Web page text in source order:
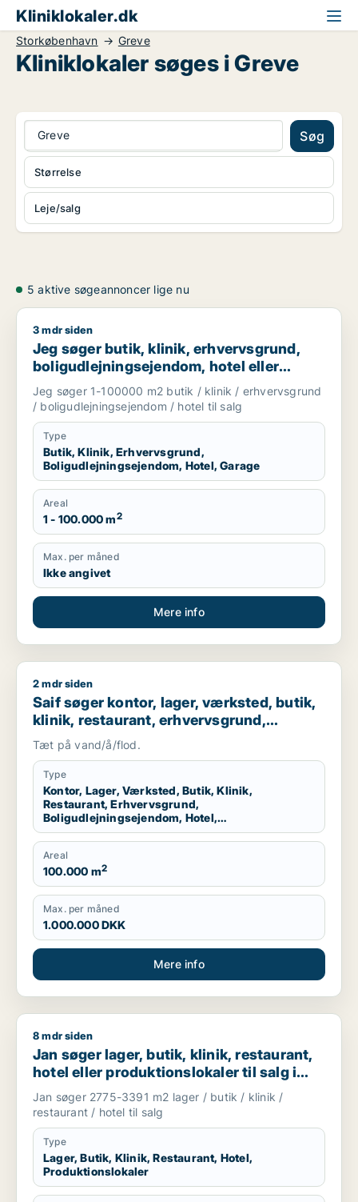
Kliniklokaler.dk
Storkøbenhavn Greve
Kliniklokaler søges i Greve
Greve Søg
Leje/salg
Størrelse
5 aktive søgeannoncer lige nu
Jeg søger butik, klinik, erhvervsgrund,
3 mdr siden
Jeg søger butik, klinik, erhvervsgrund,
boligudlejningsejendom, hotel eller
garage til salg i Storkøbenhavn
Jeg søger 1-100000 m2 butik / klinik / erhvervsgrund
/ boligudlejningsejendom / hotel til salg
Type
Butik, Klinik, Erhvervsgrund,
Boligudlejningsejendom, Hotel, Garage
Areal
1 - 100.000 m2
Max. per måned
Ikke angivet
Mere info
Saif søger kontor, lager, værksted, butik, klinik, restaurant,
2 mdr siden
Saif søger kontor, lager, værksted, butik,
klinik, restaurant, erhvervsgrund,
boligudlejningsejendom, hotel,
produktionslokaler eller garage til salg i
Storkøbenhavn
Tæt på vand/å/flod.
Type
Kontor, Lager, Værksted, Butik, Klinik,
Restaurant, Erhvervsgrund,
Boligudlejningsejendom, Hotel,
Produktionslokaler, Garage
Areal
100.000 m2
Max. per måned
1.000.000 DKK
Mere info
Jan søger lager, butik, klinik, restaurant, hotel eller
8 mdr siden
Jan søger lager, butik, klinik, restaurant,
hotel eller produktionslokaler til salg i
Høje Taastrup, Ishøj eller Greve m.fl.
Jan søger 2775-3391 m2 lager / butik / klinik /
restaurant / hotel til salg
Type
Lager, Butik, Klinik, Restaurant, Hotel,
Produktionslokaler